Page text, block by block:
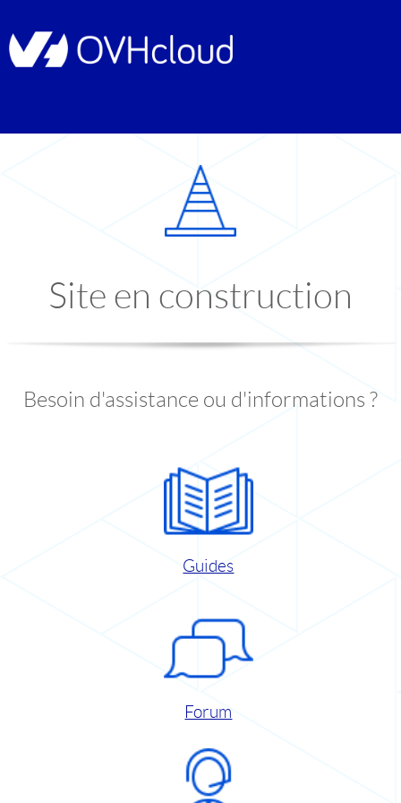
Site en construction
Besoin d'assistance ou d'informations ?
Guides
Forum